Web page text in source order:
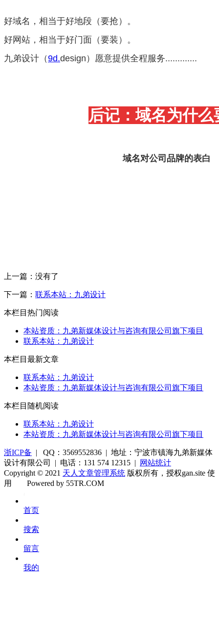
好域名，相当于好地段（要抢）。
好网站，相当于好门面（要装）。
九弟设计（9d.design ）愿意提供全程服务.............
后记：域名为什么
域名对公司品牌的表白
上一篇：没有了
下一篇： 联系本站：九弟设计
本栏目热门阅读
本站资质：九弟新媒体设计与咨询有限公司旗下项目
联系本站：九弟设计
本栏目最新文章
联系本站：九弟设计
本站资质：九弟新媒体设计与咨询有限公司旗下项目
本栏目随机阅读
联系本站：九弟设计
本站资质：九弟新媒体设计与咨询有限公司旗下项目
浙ICP备 | QQ：3569552836 | 地址：宁波市镇海九弟新媒体
设计有限公司 | 电话：131 574 12315 |
网站统计
Copyright © 2021 天人文章管理系统 版权所有，授权gan.site 使
用
库
Powered by 55TR.COM
首页
搜索
留言
我的